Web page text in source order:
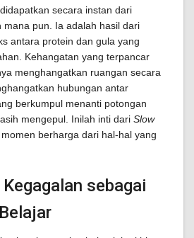
secara instan dari
mana pun. Ia adalah hasil dari
antara protein dan gula yang
Kehangatan yang terpancar
menghangatkan ruangan secara
hubungan antar
berkumpul menanti potongan
mengepul. Inilah inti dari Slow
berharga dari hal-hal yang
sebagai